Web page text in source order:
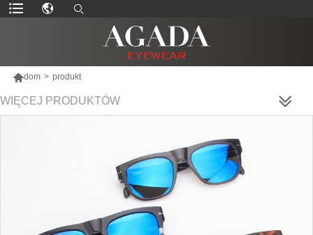
dom > produkt
WIĘCEJ PRODUKTÓW